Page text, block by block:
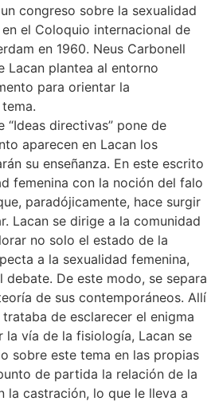
congreso sobre la sexualidad
el Coloquio internacional de
en 1960. Neus Carbonell
Lacan plantea al entorno
para orientar la
“Ideas directivas” pone de
aparecen en Lacan los
su enseñanza. En este escrito
femenina con la noción del falo
paradójicamente, hace surgir
Lacan se dirige a la comunidad
no solo el estado de la
a la sexualidad femenina,
debate. De este modo, se separa
de sus contemporáneos. Allí
de esclarecer el enigma
vía de la fisiología, Lacan se
sobre este tema en las propias
de partida la relación de la
la castración, lo que le lleva a